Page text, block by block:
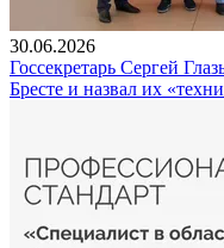
30.06.2026
Госсекретарь Сергей
Бресте и назвал их